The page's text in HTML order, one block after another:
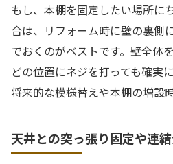
もし、本棚を固定したい場所に
合は、リフォーム時に壁の裏側
でおくのがベストです。壁全体
どの位置にネジを打っても確実
将来的な模様替えや本棚の増設
天井との突っ張り固定や連